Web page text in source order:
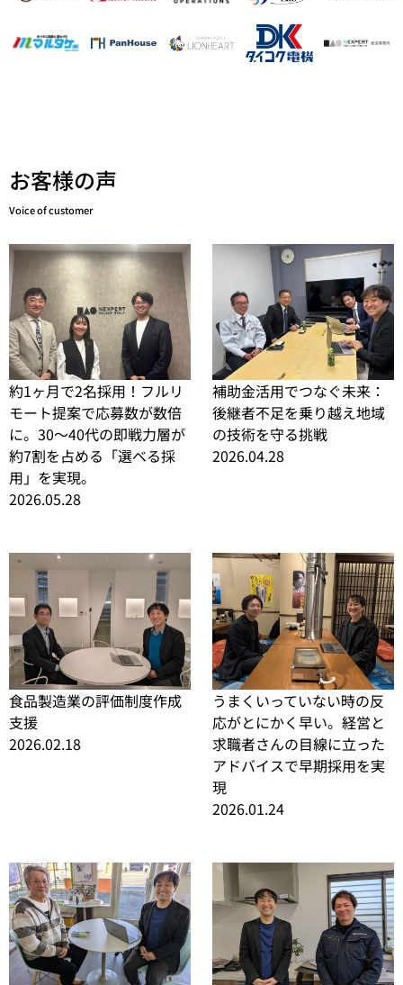
お客様の声
Voice of customer
約1ヶ月で2名採用！フルリ
モート提案で応募数が数倍
に。30〜40代の即戦力層が
約7割を占める「選べる採
用」を実現。
2026.05.28
補助金活用でつなぐ未来：
後継者不足を乗り越え地域
の技術を守る挑戦
2026.04.28
食品製造業の評価制度作成
支援
2026.02.18
うまくいっていない時の反
応がとにかく早い。経営と
求職者さんの目線に立った
アドバイスで早期採用を実
現
2026.01.24